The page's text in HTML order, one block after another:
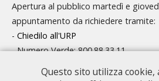
Apertura al pubblico martedì e
appuntamento da richiedere tramite:
- Chiedilo all'URP
- Numero Verde: 800.88.33.11
Consulta l'organigramma
Questo sito utilizza cookie,